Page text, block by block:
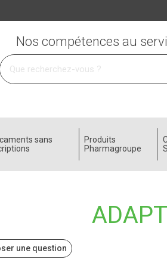
service
Nos compétences au
sans
Produits
Pharmagroupe
une question